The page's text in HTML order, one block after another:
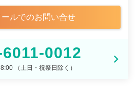
ールでのお問い合せ
0012
（土日・祝祭日除く）